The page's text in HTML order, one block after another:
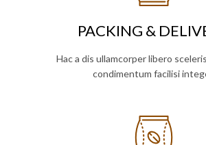
PACKING &
Hac a dis ullamcorper libero
condimentum facilisi